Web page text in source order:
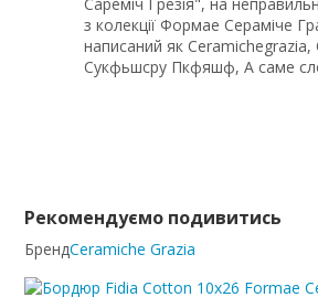
з колекції Формае Сераміче
написаний як Ceramichegrazia,
Сукфьшсру Пкфяшф, А саме
Рекомендуємо подивитись
БрендCeramiche Grazia